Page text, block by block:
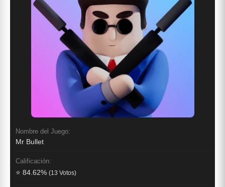
Nombre del Juego:
Mr Bullet
Calificación:
⭐ 84.62% (13 Votos)